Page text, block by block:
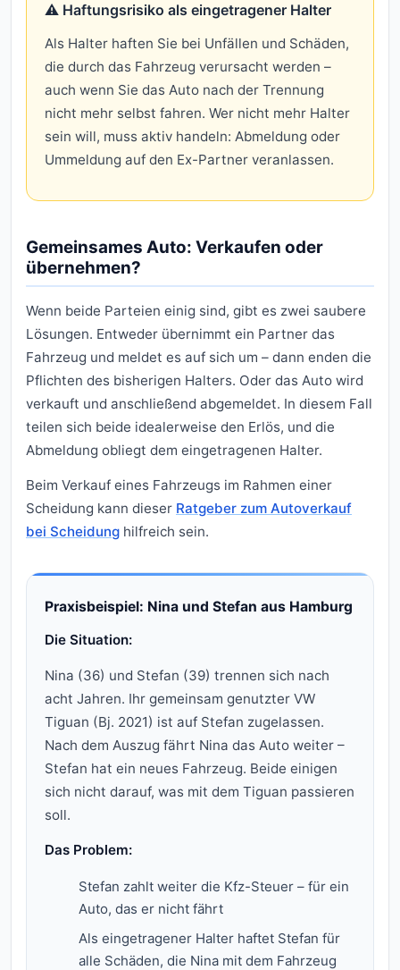
⚠️ Haftungsrisiko als eingetragener Halter
Als Halter haften Sie bei Unfällen und Schäden,
die durch das Fahrzeug verursacht werden –
auch wenn Sie das Auto nach der Trennung
nicht mehr selbst fahren. Wer nicht mehr Halter
sein will, muss aktiv handeln: Abmeldung oder
Ummeldung auf den Ex-Partner veranlassen.
Gemeinsames Auto: Verkaufen oder
übernehmen?
Wenn beide Parteien einig sind, gibt es zwei saubere
Lösungen. Entweder übernimmt ein Partner das
Fahrzeug und meldet es auf sich um – dann enden die
Pflichten des bisherigen Halters. Oder das Auto wird
verkauft und anschließend abgemeldet. In diesem Fall
teilen sich beide idealerweise den Erlös, und die
Abmeldung obliegt dem eingetragenen Halter.
Beim Verkauf eines Fahrzeugs im Rahmen einer
Scheidung kann dieser Ratgeber zum Autoverkauf
bei Scheidung hilfreich sein.
Praxisbeispiel: Nina und Stefan aus Hamburg
Die Situation:
Nina (36) und Stefan (39) trennen sich nach
acht Jahren. Ihr gemeinsam genutzter VW
Tiguan (Bj. 2021) ist auf Stefan zugelassen.
Nach dem Auszug fährt Nina das Auto weiter –
Stefan hat ein neues Fahrzeug. Beide einigen
sich nicht darauf, was mit dem Tiguan passieren
soll.
Das Problem:
Stefan zahlt weiter die Kfz-Steuer – für ein
Auto, das er nicht fährt
Als eingetragener Halter haftet Stefan für
alle Schäden, die Nina mit dem Fahrzeug